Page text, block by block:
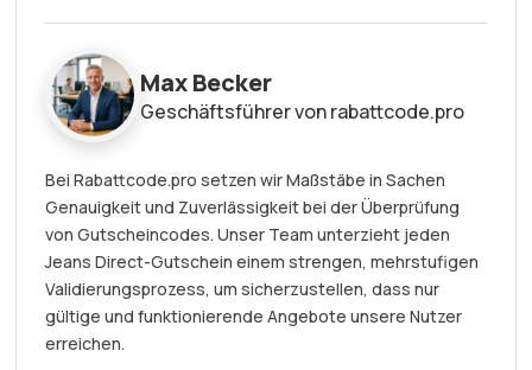
Max Becker
Geschäftsführer von rabattcode.pro
Bei Rabattcode.pro setzen wir Maßstäbe in Sachen
Genauigkeit und Zuverlässigkeit bei der Überprüfung
von Gutscheincodes. Unser Team unterzieht jeden
Jeans Direct-Gutschein einem strengen, mehrstufigen
Validierungsprozess, um sicherzustellen, dass nur
gültige und funktionierende Angebote unsere Nutzer
erreichen.